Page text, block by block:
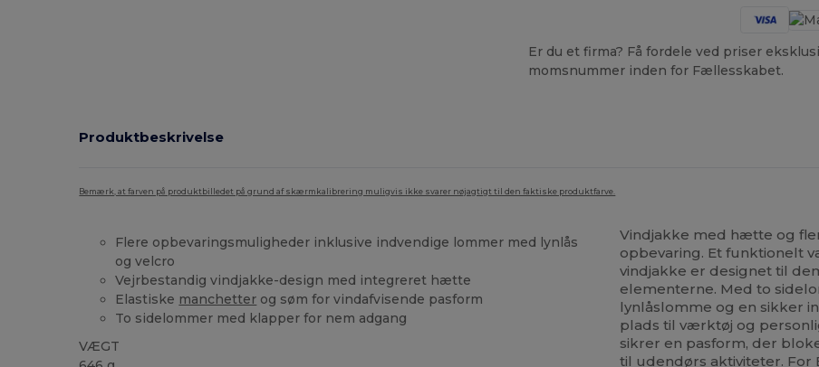
Er du et firma? Få fordele ved priser
momsnummer inden for Fællesskabet.
Produktbeskrivelse
Bemærk, at farven på produktbilledet på grund af skærmkalibrering muligvis ikke svarer nøjagtigt til den faktiske produktfarve.
Flere opbevaringsmuligheder inklusive indvendige lommer med lynlås
og velcro
Vejrbestandig vindjakke-design med integreret hætte
Elastiske manchetter og søm for vindafvisende pasform
To sidelommer med klapper for nem adgang
VÆGT
Vindjakke med hætte og
opbevaring. Et funktionelt
vindjakke er designet til
elementerne. Med to
lynlåslomme og en sikker
plads til værktøj og
sikrer en pasform, der
til udendørs aktiviteter.